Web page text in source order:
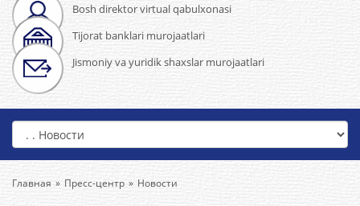
Bosh direktor virtual qabulxonasi
Tijorat banklari murojaatlari
Jismoniy va yuridik shaxslar murojaatlari
Главная Пресс-центр Новости